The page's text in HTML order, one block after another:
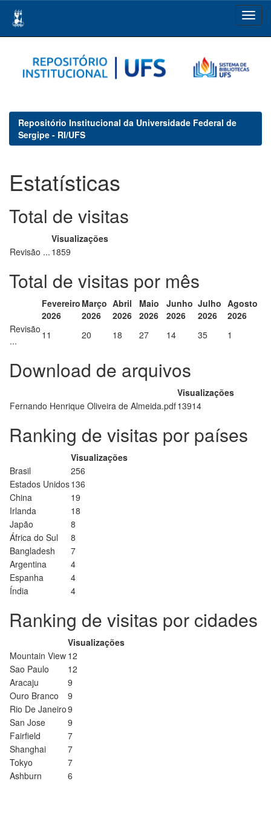
navigation
Repositório Institucional da Universidade Federal de
Sergipe - RI/UFS
Estatísticas
Total de visitas
Visualizações
Revisão ... 1859
Total de visitas por mês
Fevereiro
2026
Março
2026
Abril
2026
Maio
2026
Junho
2026
Julho
2026
Agosto
2026
Revisão
...
11 20 18 27 14 35 1
Download de arquivos
Visualizações
Fernando Henrique Oliveira de Almeida.pdf13914
Ranking de visitas por países
Visualizações
Brasil
256
Estados Unidos136
China
19
Irlanda
18
Japão
8
África do Sul
8
Bangladesh
7
Argentina
4
Espanha
4
Índia
4
Ranking de visitas por cidades
Visualizações
Mountain View 12
Sao Paulo
12
Aracaju
9
Ouro Branco
9
Rio De Janeiro9
San Jose
9
Fairfield
7
Shanghai
7
Tokyo
7
Ashburn
6